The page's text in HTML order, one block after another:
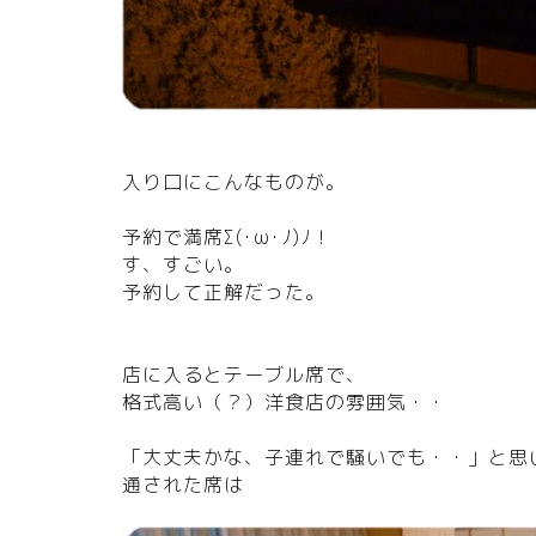
入り口にこんなものが。
予約で満席Σ(･ω･ﾉ)ﾉ！
す、すごい。
予約して正解だった。
店に入るとテーブル席で、
格式高い（？）洋食店の雰囲気・・
「大丈夫かな、子連れで騒いでも・・」と
通された席は